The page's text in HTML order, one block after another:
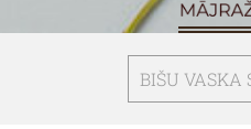
BIŠU VASKA